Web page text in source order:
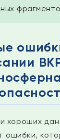
хороших
ошибки,